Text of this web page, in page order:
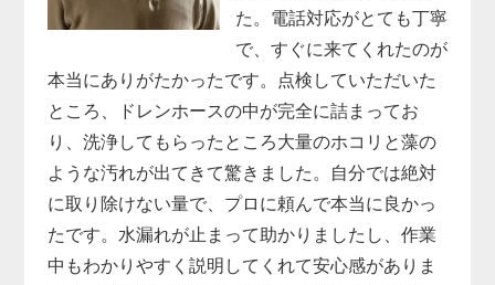
た。電話対応がとても丁寧
で、すぐに来てくれたのが
本当にありがたかったです。点検していただいた
ところ、ドレンホースの中が完全に詰まってお
り、洗浄してもらったところ大量のホコリと藻の
ような汚れが出てきて驚きました。自分では絶対
に取り除けない量で、プロに頼んで本当に良かっ
たです。水漏れが止まって助かりましたし、作業
中もわかりやすく説明してくれて安心感がありま